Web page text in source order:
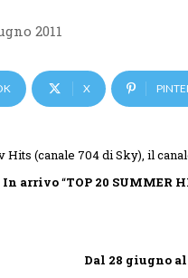
2011
X
(canale 704 di Sky), il
In arrivo“TOP 20 SUMMER
Dal 28 giugno